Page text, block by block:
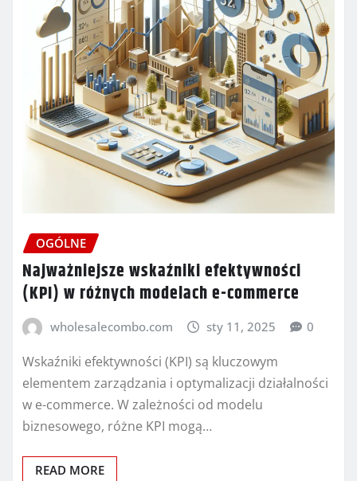
OGÓLNE
Najważniejsze wskaźniki efektywności
(KPI) w różnych modelach e-commerce
wholesalecombo.com sty 11, 2025 0
Wskaźniki efektywności (KPI) są kluczowym
elementem zarządzania i optymalizacji działalności
w e-commerce. W zależności od modelu
biznesowego, różne KPI mogą…
READ MORE